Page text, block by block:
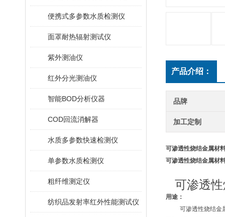
便携式多参数水质检测仪
面罩耐热辐射测试仪
紫外测油仪
红外分光测油仪
智能BOD分析仪器
COD回流消解器
水质多参数快速检测仪
单参数水质检测仪
粗纤维测定仪
纺织品发射率红外性能测试仪
产品介绍：
品牌
加工定制
可渗透性烧结金属材
可渗透性烧结金属材
可渗透性
用途：
可渗透性烧结金